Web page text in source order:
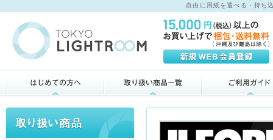
自由に用紙を選べる・持ち